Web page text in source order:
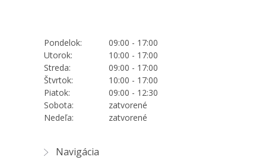
Pondelok:
09:00 - 17:00
Utorok:
10:00 - 17:00
Streda:
09:00 - 17:00
Štvrtok:
10:00 - 17:00
Piatok:
09:00 - 12:30
Sobota:
zatvorené
Nedeľa:
zatvorené
Navigácia